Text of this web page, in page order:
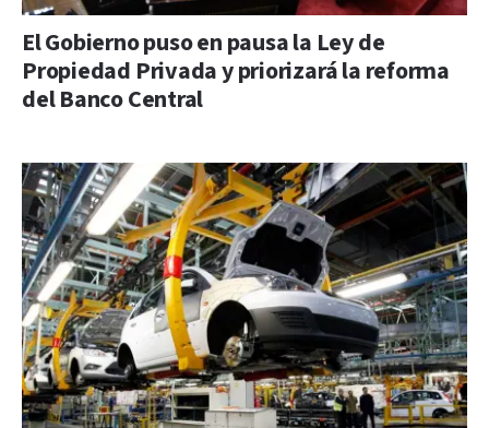
El Gobierno puso en pausa la Ley de
Propiedad Privada y priorizará la reforma
del Banco Central